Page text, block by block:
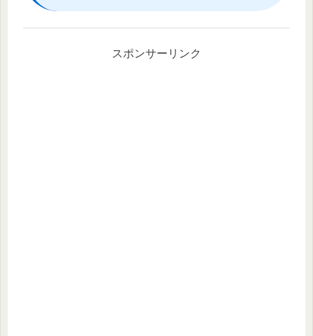
スポンサーリンク